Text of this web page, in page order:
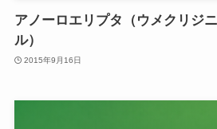
アノーロエリプタ（ウメクリジ
ル）
2015年9月16日